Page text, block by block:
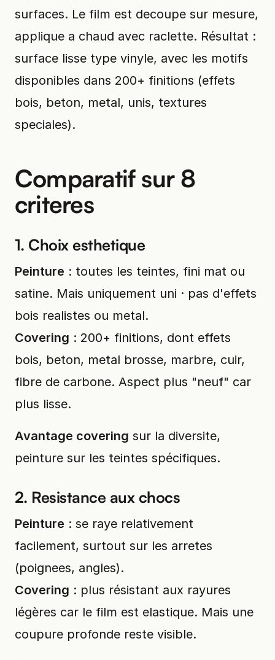
surfaces. Le film est decoupe sur mesure,
applique a chaud avec raclette. Résultat :
surface lisse type vinyle, avec les motifs
disponibles dans 200+ finitions (effets
bois, beton, metal, unis, textures
speciales).
Comparatif sur 8
criteres
1. Choix esthetique
Peinture : toutes les teintes, fini mat ou
satine. Mais uniquement uni · pas d'effets
bois realistes ou metal.
Covering : 200+ finitions, dont effets
bois, beton, metal brosse, marbre, cuir,
fibre de carbone. Aspect plus "neuf" car
plus lisse.
Avantage covering sur la diversite,
peinture sur les teintes spécifiques.
2. Resistance aux chocs
Peinture : se raye relativement
facilement, surtout sur les arretes
(poignees, angles).
Covering : plus résistant aux rayures
légères car le film est elastique. Mais une
coupure profonde reste visible.